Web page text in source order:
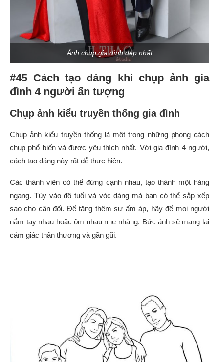
Ảnh chụp gia đình đẹp nhất
#45 Cách tạo dáng khi chụp ảnh gia
đình 4 người ấn tượng
Chụp ảnh kiểu truyền thống gia đình
Chụp ảnh kiểu truyền thống là một trong những phong cách
chụp phổ biến và được yêu thích nhất. Với gia đình 4 người,
cách tạo dáng này rất dễ thực hiện.
Các thành viên có thể đứng cạnh nhau, tạo thành một hàng
ngang. Tùy vào độ tuổi và vóc dáng mà bạn có thể sắp xếp
sao cho cân đối. Để tăng thêm sự ấm áp, hãy để mọi người
nắm tay nhau hoặc ôm nhau nhẹ nhàng. Bức ảnh sẽ mang lại
cảm giác thân thương và gần gũi.